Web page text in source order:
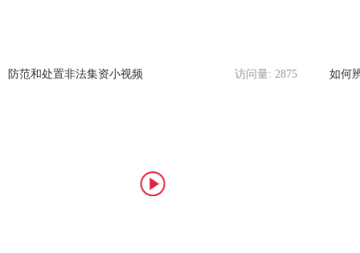
防范和处置非法集资小视频 访问量: 2875 如何